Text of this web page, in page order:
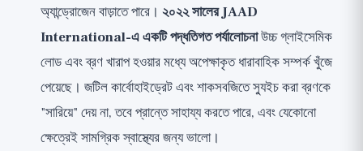
অ্যান্ড্রোজেন বাড়াতে পারে। ২০২২ সালের JAAD
International-এ একটি পদ্ধতিগত পর্যালোচনাউচ্চ গ্লাইসেমিক
লোড এবং ব্রণ খারাপ হওয়ার মধ্যে অপেক্ষাকৃত ধারাবাহিক সম্পর্ক খুঁজে
পেয়েছে। জটিল কার্বোহাইড্রেট এবং শাকসবজিতে স্যুইচ করা ব্রণকে
"সারিয়ে" দেয় না, তবে প্রান্তে সাহায্য করতে পারে, এবং যেকোনো
ক্ষেত্রেই সামগ্রিক স্বাস্থ্যের জন্য ভালো।